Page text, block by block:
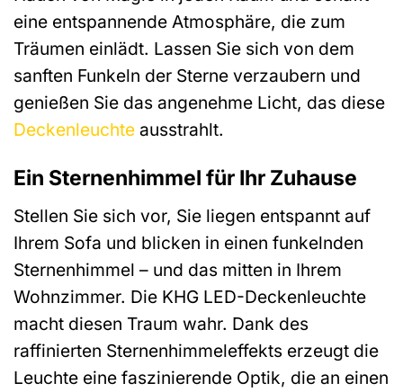
eine entspannende Atmosphäre, die zum
Träumen einlädt. Lassen Sie sich von dem
sanften Funkeln der Sterne verzaubern und
genießen Sie das angenehme Licht, das diese
Deckenleuchte ausstrahlt.
Ein Sternenhimmel für Ihr Zuhause
Stellen Sie sich vor, Sie liegen entspannt auf
Ihrem Sofa und blicken in einen funkelnden
Sternenhimmel – und das mitten in Ihrem
Wohnzimmer. Die KHG LED-Deckenleuchte
macht diesen Traum wahr. Dank des
raffinierten Sternenhimmeleffekts erzeugt die
Leuchte eine faszinierende Optik, die an einen